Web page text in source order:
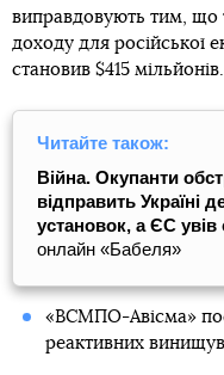
виправдовують тим, що
доходу для російської
становив $415 мільйонів.
Читайте також:
Війна. Окупанти
відправить Україні
установок, а ЄС увів
онлайн «Бабеля»
«ВСМПО-Авісма»
реактивних